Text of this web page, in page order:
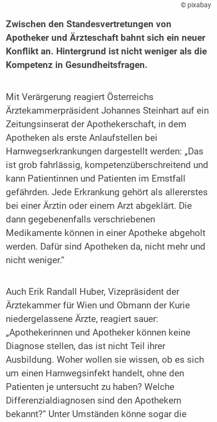
© pixabay
Zwischen den Standesvertretungen von
Apotheker und Ärzteschaft bahnt sich ein neuer
Konflikt an. Hintergrund ist nicht weniger als die
Kompetenz in Gesundheitsfragen.
Mit Verärgerung reagiert Österreichs
Ärztekammerpräsident Johannes Steinhart auf ein
Zeitungsinserat der Apothekerschaft, in dem
Apotheken als erste Anlaufstellen bei
Harnwegserkrankungen dargestellt werden: „Das
ist grob fahrlässig, kompetenzüberschreitend und
kann Patientinnen und Patienten im Ernstfall
gefährden. Jede Erkrankung gehört als allererstes
bei einer Ärztin oder einem Arzt abgeklärt. Die
dann gegebenenfalls verschriebenen
Medikamente können in einer Apotheke abgeholt
werden. Dafür sind Apotheken da, nicht mehr und
nicht weniger.“
Auch Erik Randall Huber, Vizepräsident der
Ärztekammer für Wien und Obmann der Kurie
niedergelassene Ärzte, reagiert sauer:
„Apothekerinnen und Apotheker können keine
Diagnose stellen, das ist nicht Teil ihrer
Ausbildung. Woher wollen sie wissen, ob es sich
um einen Harnwegsinfekt handelt, ohne den
Patienten je untersucht zu haben? Welche
Differenzialdiagnosen sind den Apothekern
bekannt?“ Unter Umständen könne sogar die